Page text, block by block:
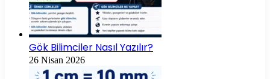
Gök Bilimciler Nasıl Yazılır?
26 Nisan 2026